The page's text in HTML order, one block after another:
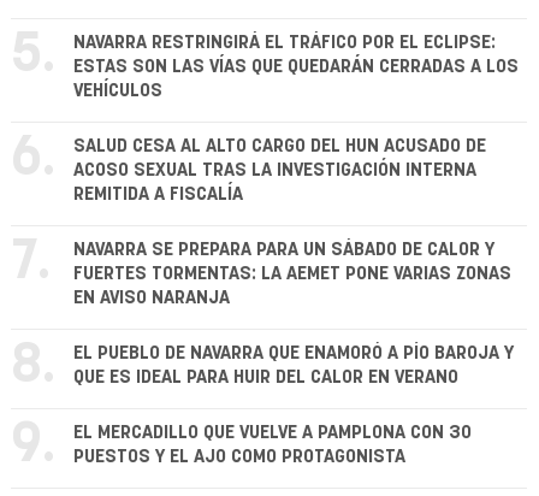
5.
NAVARRA RESTRINGIRÁ EL TRÁFICO POR EL ECLIPSE:
ESTAS SON LAS VÍAS QUE QUEDARÁN CERRADAS A LOS
VEHÍCULOS
6.
SALUD CESA AL ALTO CARGO DEL HUN ACUSADO DE
ACOSO SEXUAL TRAS LA INVESTIGACIÓN INTERNA
REMITIDA A FISCALÍA
7.
NAVARRA SE PREPARA PARA UN SÁBADO DE CALOR Y
FUERTES TORMENTAS: LA AEMET PONE VARIAS ZONAS
EN AVISO NARANJA
8.
EL PUEBLO DE NAVARRA QUE ENAMORÓ A PÍO BAROJA Y
QUE ES IDEAL PARA HUIR DEL CALOR EN VERANO
9.
EL MERCADILLO QUE VUELVE A PAMPLONA CON 30
PUESTOS Y EL AJO COMO PROTAGONISTA